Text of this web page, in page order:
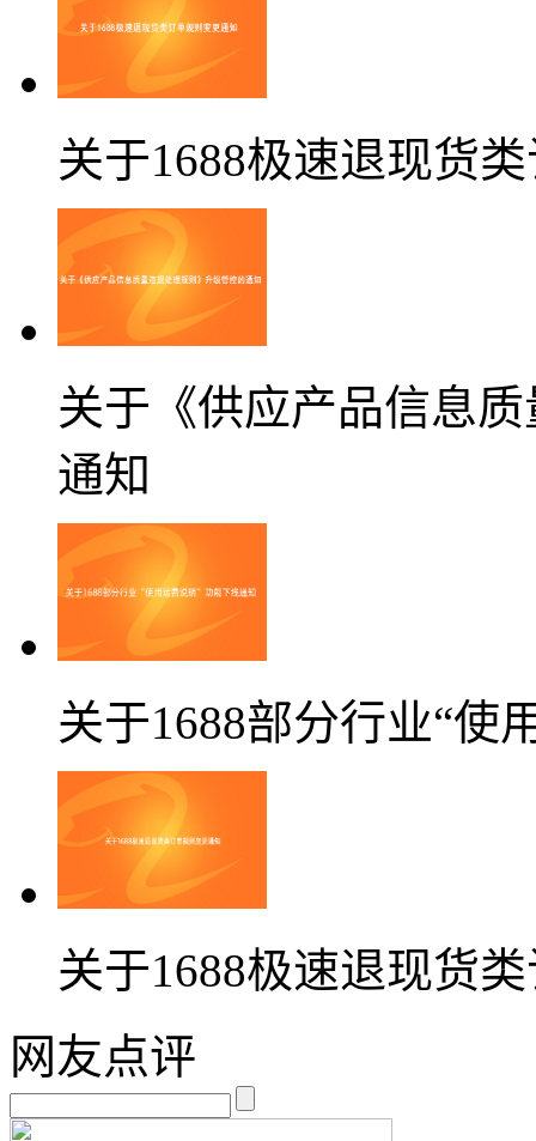
关于1688极速退现货
关于《供应产品信息
通知
关于1688部分行业“使
关于1688极速退现货
网友点评